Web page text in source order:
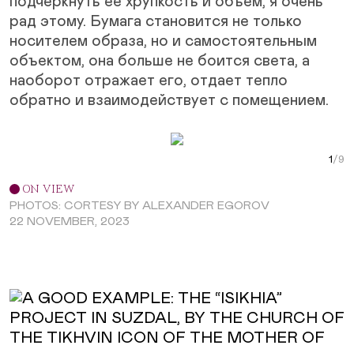
рад этому. Бумага становится не только
носителем образа, но и самостоятельным
объектом, она больше не боится света, а
наоборот отражает его, отдает тепло
обратно и взаимодействует с помещением.
ON VIEW
PHOTOS: CORTESY BY ALEXANDER EGOROV
22 NOVEMBER, 2023